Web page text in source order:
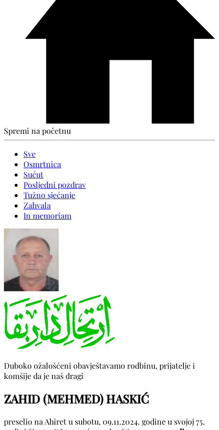
Spremi na početnu
Sve
Osmrtnica
Sućut
Posljedni pozdrav
Tužno sjećanje
Zahvala
In memoriam
Duboko ožalošćeni obavještavamo rodbinu, prijatelje i
komšije da je naš dragi
ZAHID (MEHMED) HASKIĆ
preselio na Ahiret u subotu, 09.11.2024. godine u svojoj 75.